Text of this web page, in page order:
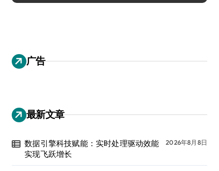
广告
最新文章
数据引擎科技赋能：实时处理驱动效能
实现飞跃增长
2026年8月8日